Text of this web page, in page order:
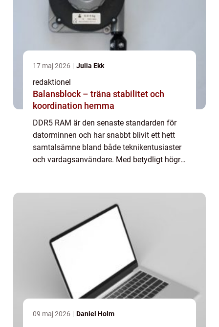
17 maj 2026 Julia Ekk
redaktionel
Balansblock – träna stabilitet och
koordination hemma
DDR5 RAM är den senaste standarden för
datorminnen och har snabbt blivit ett hett
samtalsämne bland både teknikentusiaster
och vardagsanvändare. Med betydligt högre
09 maj 2026 Daniel Holm